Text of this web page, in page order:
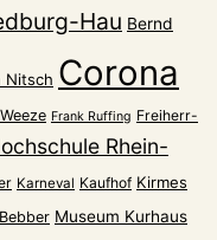
Hau Bernd
Nitsch Corona
Frank Ruffing Freiherr-
Rhein-
Karneval Kaufhof Kirmes
Museum Kurhaus